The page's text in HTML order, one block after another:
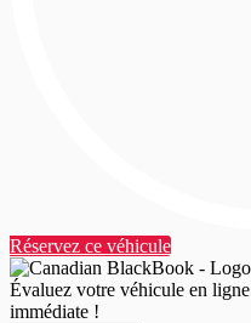
Réservez ce véhicule
Évaluez votre véhicule en ligne
immédiate !